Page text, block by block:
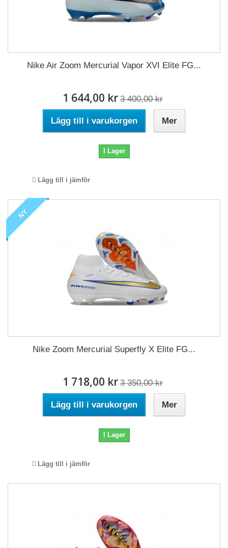
Nike Air Zoom Mercurial Vapor XVI Elite FG...
1 644,00 kr 3 400,00 kr
Lägg till i varukorgen Mer
I Lager
Lägg till i jämför
NY
Nike Zoom Mercurial Superfly X Elite FG...
1 718,00 kr 3 350,00 kr
Lägg till i varukorgen Mer
I Lager
Lägg till i jämför